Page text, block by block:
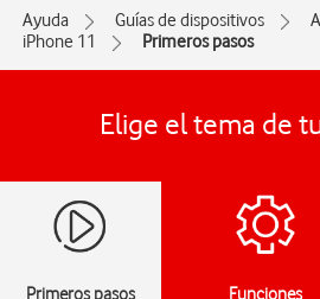
Ayuda Guías de dispositivos
iPhone 11
Primeros pasos
Elige el tema de
Primeros pasos
Funciones